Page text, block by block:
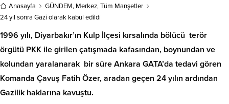
Anasayfa GÜNDEM, Merkez,Tüm Manşetler
24 yıl sonra Gazi olarak kabul edildi
1996 yılı, Diyarbakır’ın Kulp İlçesi kırsalında bölücü terör
örgütü PKK ile girilen çatışmada kafasından, boynundan ve
kolundan yaralanarak bir süre Ankara GATA’da tedavi gören
Komanda Çavuş Fatih Özer, aradan geçen 24 yılın ardından
Gazilik haklarına kavuştu.